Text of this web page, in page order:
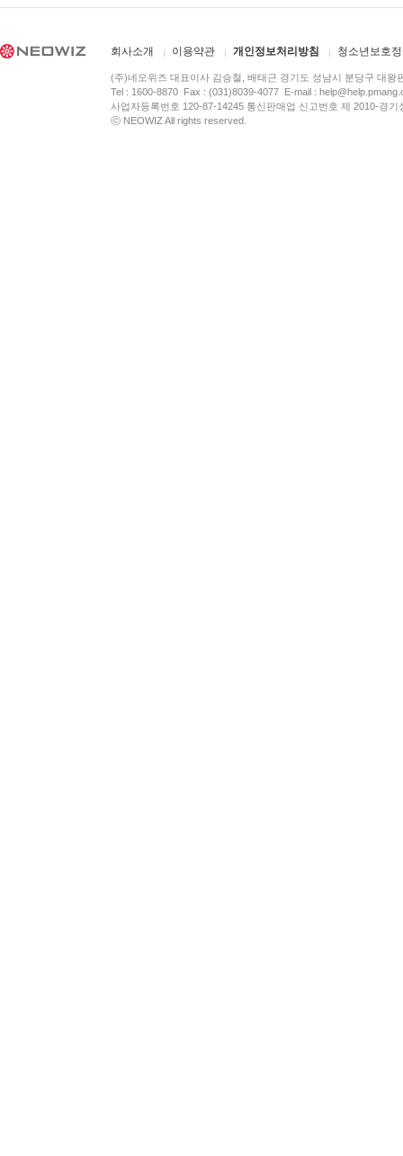
회사소개 이용약관 개인정보처리방침 청소년보호
(주)네오위즈 대표이사 김승철, 배태근 경기도 성남시 분당구 대왕
Tel : 1600-8870 Fax : (031)8039-4077 E-mail :
사업자등록번호 120-87-14245 통신판매업 신고번호 제 2010-경
ⓒ NEOWIZ All rights reserved.